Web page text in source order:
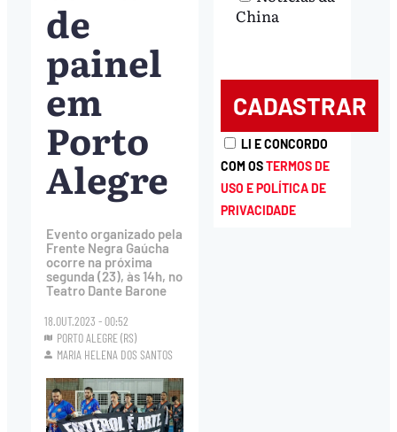
de
painel
em
Porto
Alegre
Evento organizado pela
Frente Negra Gaúcha
ocorre na próxima
segunda (23), às 14h, no
Teatro Dante Barone
18.OUT.2023 - 00:52
PORTO ALEGRE (RS)
MARIA HELENA DOS SANTOS
China
LI E CONCORDO
COM OSTERMOS DE
USO E POLÍTICA DE
PRIVACIDADE